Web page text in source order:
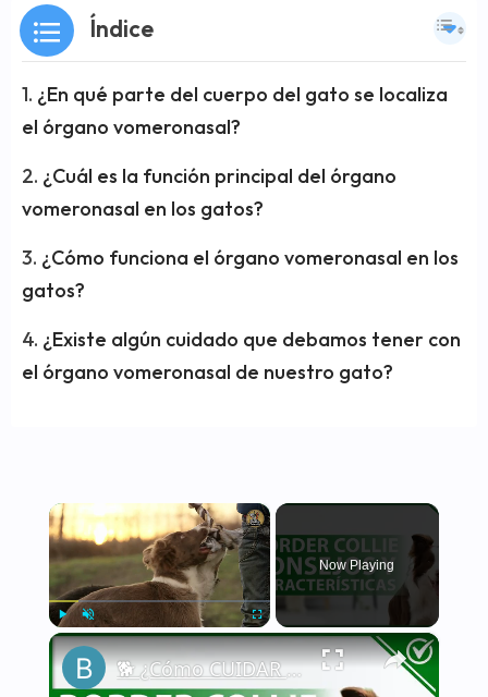
Índice
¿En qué parte del cuerpo del gato se localiza
el órgano vomeronasal?
¿Cuál es la función principal del órgano
vomeronasal en los gatos?
¿Cómo funciona el órgano vomeronasal en los
gatos?
¿Existe algún cuidado que debamos tener con
el órgano vomeronasal de nuestro gato?
×
Play Unmute Fullscreen
Now Playing
×
🐕 ¿Cómo CUIDAR a un BORDER COLLIE correctamente? - Características y consejos 🐕